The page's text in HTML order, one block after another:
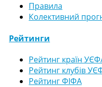
Правила
Колективний
Рейтинги
Рейтинг країн
Рейтинг клубів
Рейтинг ФІФА